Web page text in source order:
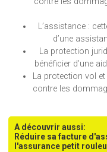
L’assistance :
d’une
La protection
bénéficier d’une
La protection vol
contre les
A découvrir aussi:
Réduire sa facture
l'assurance petit